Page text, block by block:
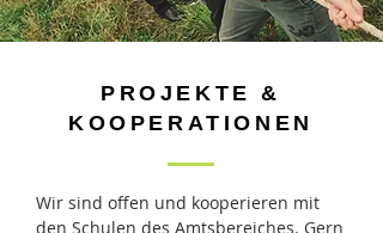
PROJEKTE &
KOOPERATIONEN
Wir sind offen und kooperieren mit
den Schulen des Amtsbereiches. Gern